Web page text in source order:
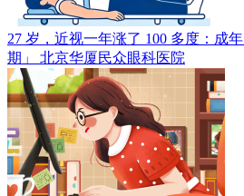
27 岁，近视一年涨了 100 多度：成
期」 北京华厦民众眼科医院